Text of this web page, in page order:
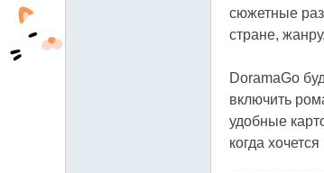
сюжетные
стране,
DoramaGo
включить
удобные
когда